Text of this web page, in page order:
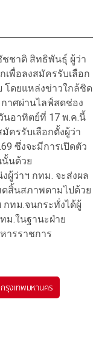
ชชาติ สิทธิพันธุ์ ผู้ว่า
พื่อลงสมัครรับเลือก
โดยแหล่งข่าวใกล้ชิด
าศผ่านไลฟ์สดช่อง
นอาทิตย์ที่ 17 พ.ค.นี้
ครรับเลือกตั้งผู้ว่า
ซึ่งจะมีการเปิดตัว
นด้วย
ผู้ว่าฯ กทม. จะส่งผล
สิ้นสภาพตามไปด้วย
กทม.จนกระทั่งได้ผู้
ม.ในฐานะฝ่าย
ารราชการ
กรุงเทพมหานคร